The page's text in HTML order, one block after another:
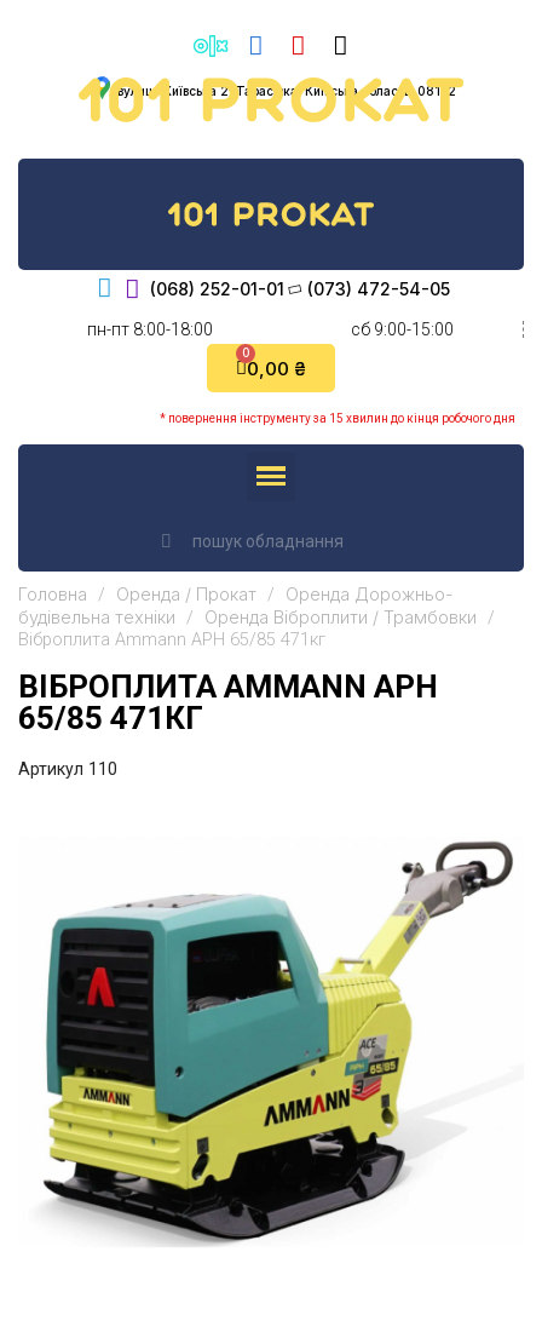
вулиця Київська 2, Тарасівка, Київська область, 08132
(068) 252-01-01 (073) 472-54-05
пн-пт 8:00-18:00 cб 9:00-15:00
0,00 ₴
* повернення інструменту за 15 хвилин до кінця робочого дня
Головна Оренда / Прокат
Оренда Дорожньо-
будівельна техніки
Оренда Віброплити / Трамбовки
Віброплита Ammann APH 65/85 471кг
ВІБРОПЛИТА AMMANN APH
65/85 471КГ
Артикул 110